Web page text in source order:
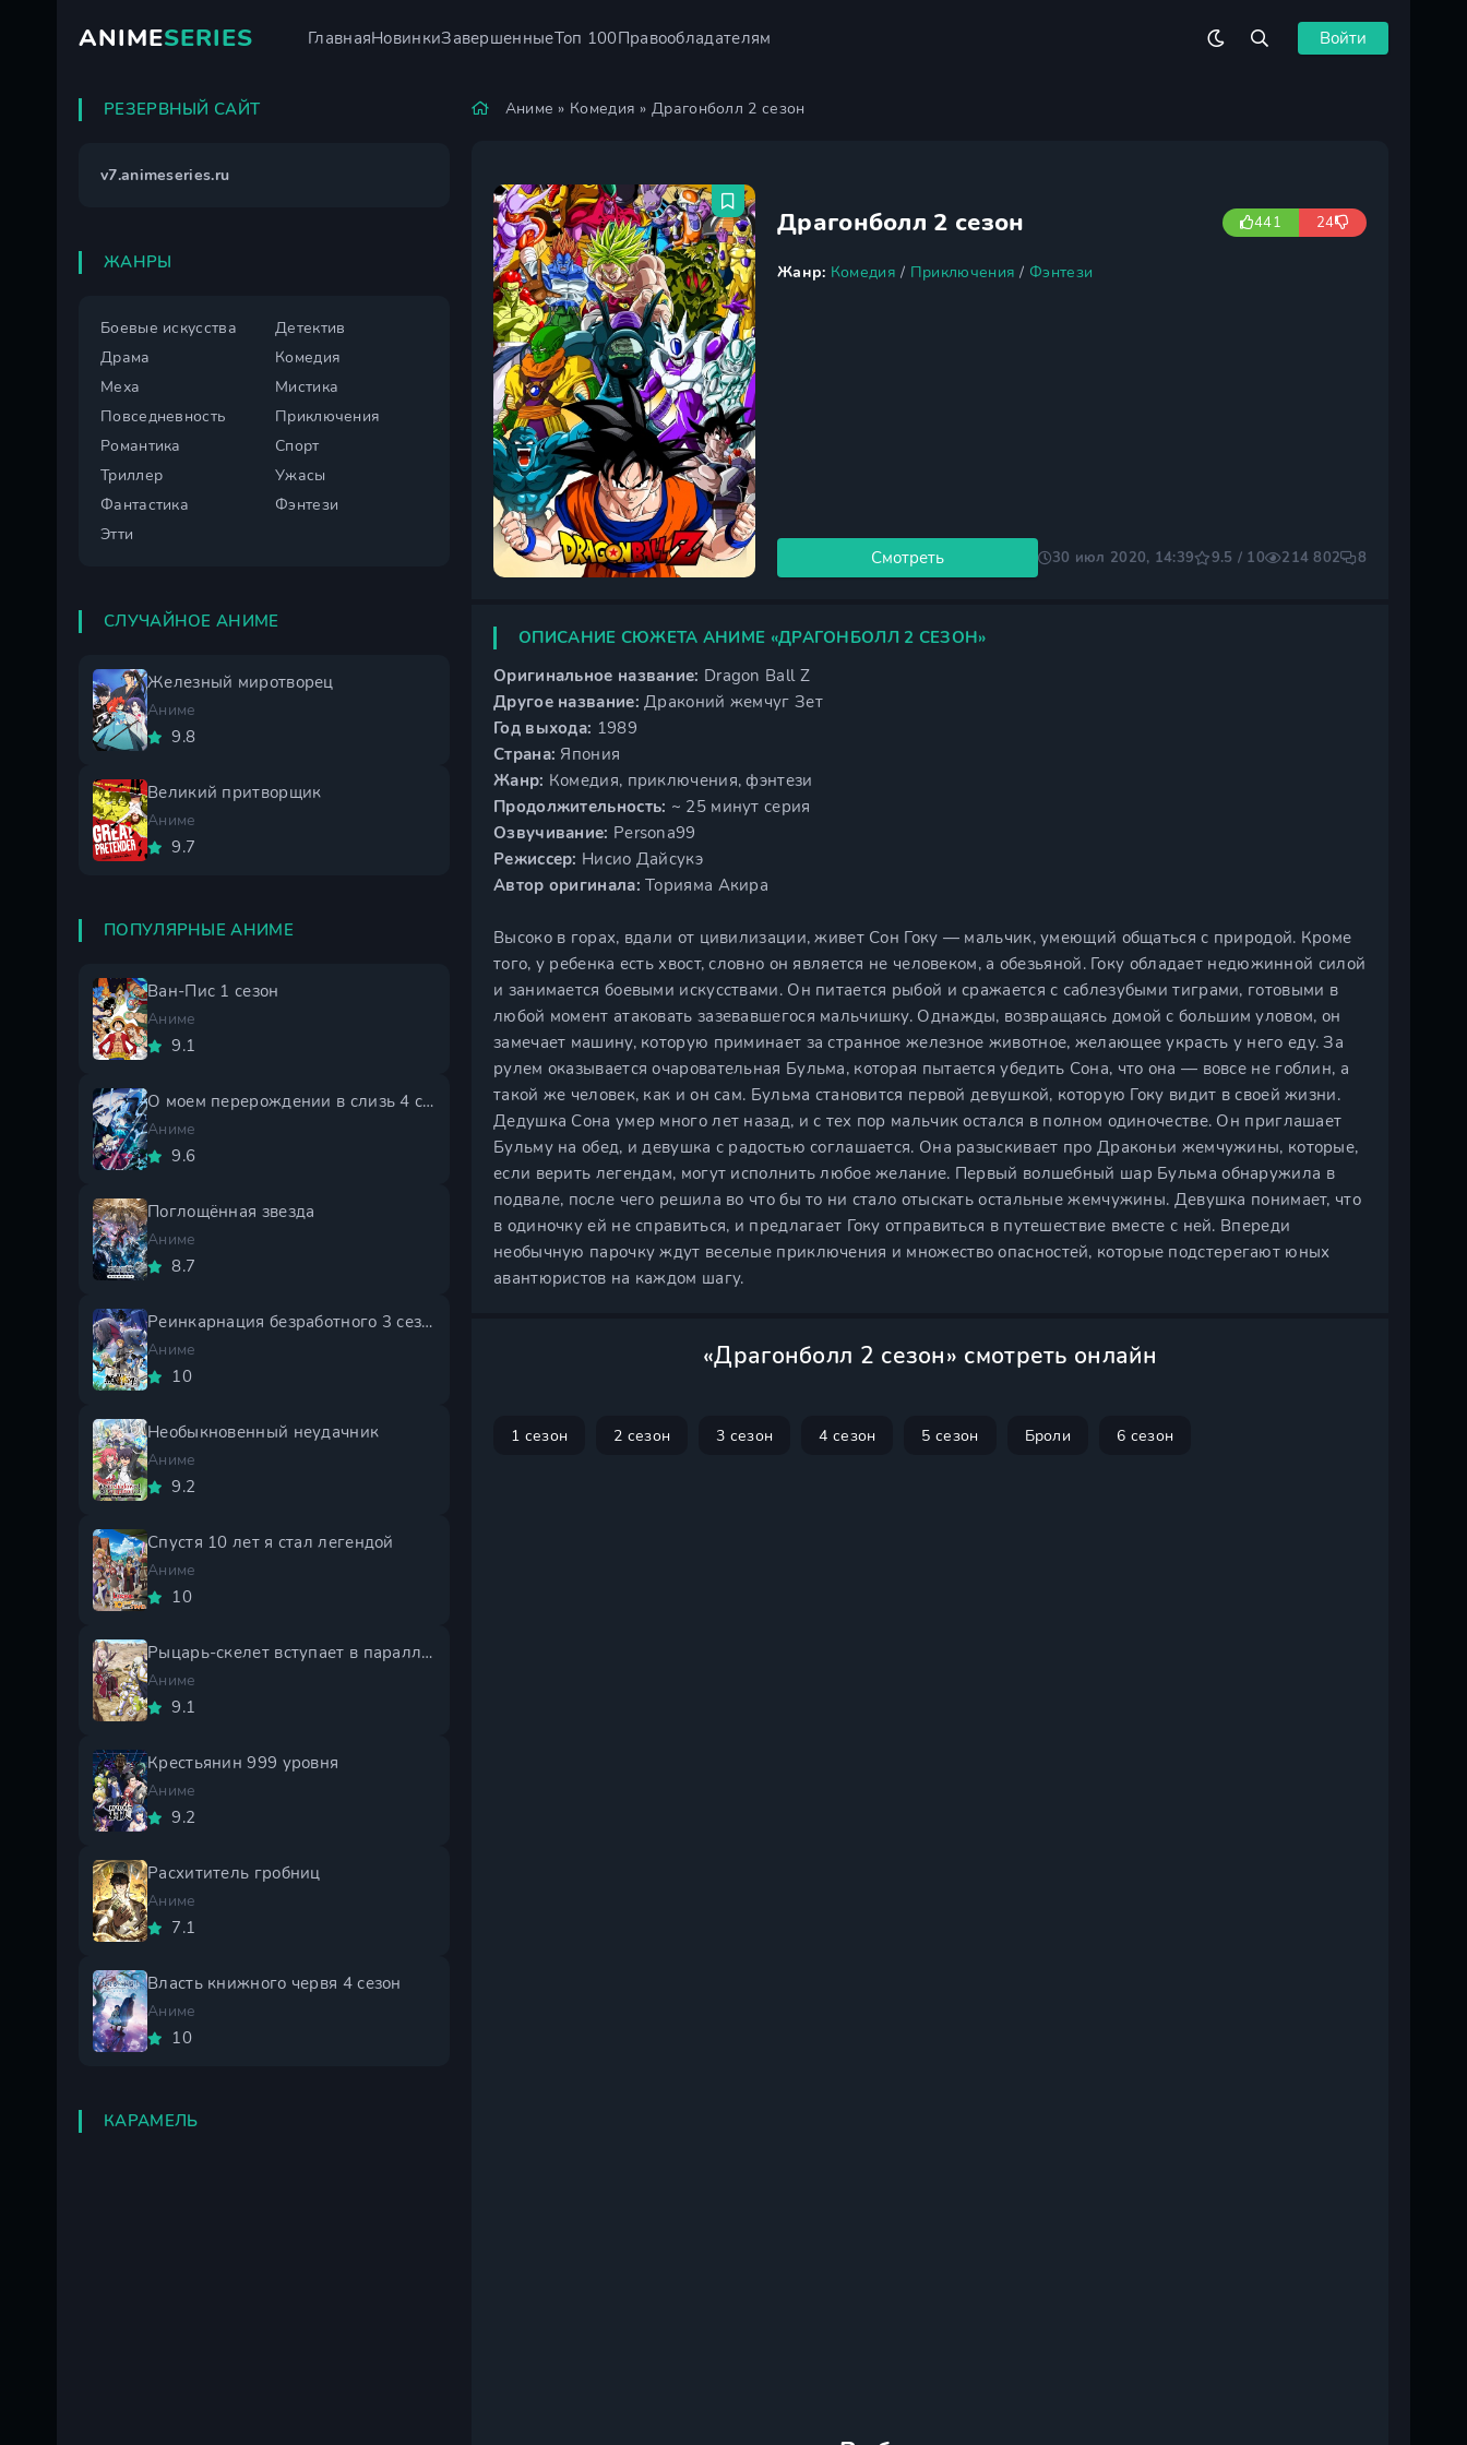
ANIMESERIES ГлавнаяНовинкиЗавершенныеТоп 100Правообладателям Войти
Аниме » Комедия » Драгонболл 2 сезон
Драгонболл 2 сезон 441 24
Жанр: Комедия / Приключения / Фэнтези
Смотреть 30 июл 2020, 14:39 9.5 / 10 214 802 8
ОПИСАНИЕ СЮЖЕТА АНИМЕ «ДРАГОНБОЛЛ 2 СЕЗОН»
Оригинальное название: Dragon Ball Z
Другое название: Драконий жемчуг Зет
Год выхода: 1989
Страна: Япония
Жанр: Комедия, приключения, фэнтези
Продолжительность: ~ 25 минут серия
Озвучивание: Persona99
Режиссер: Нисио Дайсукэ
Автор оригинала: Торияма Акира
Высоко в горах, вдали от цивилизации, живет Сон Гоку — мальчик, умеющий общаться с природой. Кроме
того, у ребенка есть хвост, словно он является не человеком, а обезьяной. Гоку обладает недюжинной силой
и занимается боевыми искусствами. Он питается рыбой и сражается с саблезубыми тиграми, готовыми в
любой момент атаковать зазевавшегося мальчишку. Однажды, возвращаясь домой с большим уловом, он
замечает машину, которую приминает за странное железное животное, желающее украсть у него еду. За
рулем оказывается очаровательная Бульма, которая пытается убедить Сона, что она — вовсе не гоблин, а
такой же человек, как и он сам. Бульма становится первой девушкой, которую Гоку видит в своей жизни.
Дедушка Сона умер много лет назад, и с тех пор мальчик остался в полном одиночестве. Он приглашает
Бульму на обед, и девушка с радостью соглашается. Она разыскивает про Драконьи жемчужины, которые,
если верить легендам, могут исполнить любое желание. Первый волшебный шар Бульма обнаружила в
подвале, после чего решила во что бы то ни стало отыскать остальные жемчужины. Девушка понимает, что
в одиночку ей не справиться, и предлагает Гоку отправиться в путешествие вместе с ней. Впереди
необычную парочку ждут веселые приключения и множество опасностей, которые подстерегают юных
авантюристов на каждом шагу.
«Драгонболл 2 сезон» смотреть онлайн
1 сезон 2 сезон 3 сезон 4 сезон 5 сезон Броли 6 сезон
РЕЗЕРВНЫЙ САЙТ
v7.animeseries.ru
ЖАНРЫ
Боевые искусства
Детектив
Драма
Комедия
Меха
Мистика
Повседневность
Приключения
Романтика
Спорт
Триллер
Ужасы
Фантастика
Фэнтези
Этти
СЛУЧАЙНОЕ АНИМЕ
Железный миротворец
Аниме
9.8
Великий притворщик
Аниме
9.7
ПОПУЛЯРНЫЕ АНИМЕ
Ван-Пис 1 сезон
Аниме
9.1
О моем перерождении в слизь 4 сезон
Аниме
9.6
Поглощённая звезда
Аниме
8.7
Реинкарнация безработного 3 сезон
Аниме
10
Необыкновенный неудачник
Аниме
9.2
Спустя 10 лет я стал легендой
Аниме
10
Рыцарь-скелет вступает в параллельный мир 2 сезон
Аниме
9.1
Крестьянин 999 уровня
Аниме
9.2
Расхититель гробниц
Аниме
7.1
Власть книжного червя 4 сезон
Аниме
10
КАРАМЕЛЬ